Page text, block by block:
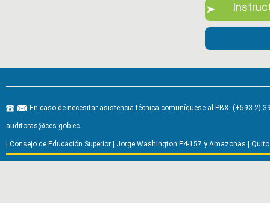
En caso de necesitar asistencia técnica comuníquese al PBX: (+593-
auditoras@ces.gob.ec
Consejo de Educación Superior | Jorge Washington E4-157 y Amazonas |